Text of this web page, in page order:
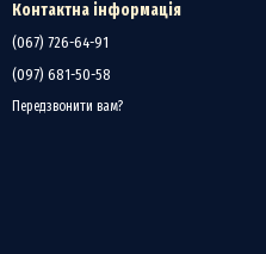
Контактна інформація
(067) 726-64-91
(097) 681-50-58
Передзвонити вам?